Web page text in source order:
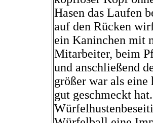
Hasen das Laufen
auf den Rücken
ein Kaninchen mit
Mitarbeiter, beim
und anschließend
größer war als eine
gut geschmeckt